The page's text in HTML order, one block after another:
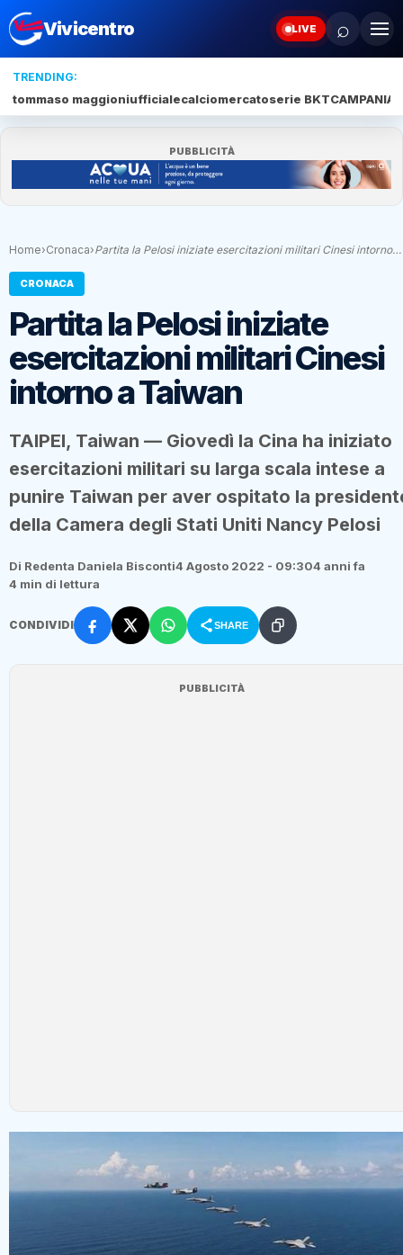
Vivicentro LIVE ⌕
TRENDING:
tommaso maggioniufficialecalciomercatoserie BKTCAMPANIA
PUBBLICITÀ
Home›Cronaca›Partita la Pelosi iniziate esercitazioni militari Cinesi intorno…
CRONACA
Partita la Pelosi iniziate
esercitazioni militari Cinesi
intorno a Taiwan
TAIPEI, Taiwan — Giovedì la Cina ha iniziato
esercitazioni militari su larga scala intese a
punire Taiwan per aver ospitato la
della Camera degli Stati Uniti Nancy Pelosi
Di Redenta Daniela Bisconti4 Agosto 2022 - 09:304 anni fa
4 min di lettura
CONDIVIDI SHARE
PUBBLICITÀ